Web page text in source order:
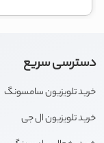
دسترسی سریع
خرید تلویزیون سامسونگ
خرید تلویزیون ال جی